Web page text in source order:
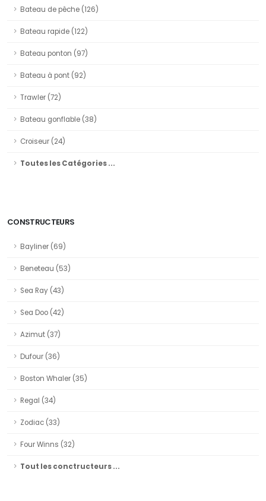
Bateau de pêche (126)
Bateau rapide (122)
Bateau ponton (97)
Bateau à pont (92)
Trawler (72)
Bateau gonflable (38)
Croiseur (24)
Toutes les Catégories ...
CONSTRUCTEURS
Bayliner (69)
Beneteau (53)
Sea Ray (43)
Sea Doo (42)
Azimut (37)
Dufour (36)
Boston Whaler (35)
Regal (34)
Zodiac (33)
Four Winns (32)
Tout les conctructeurs ...